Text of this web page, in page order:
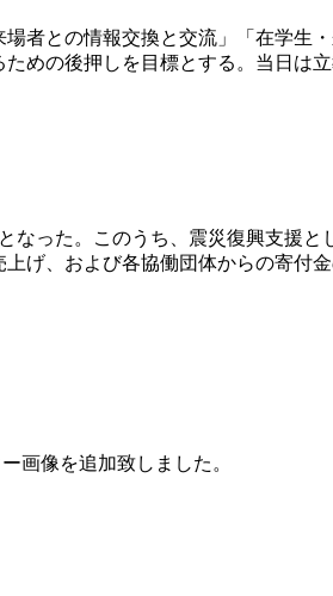
者との情報交換と交流」「在学生
めの後押しを目標とする。当日は
った。このうち、震災復興支援
げ、および各協働団体からの寄付
画像を追加致しました。